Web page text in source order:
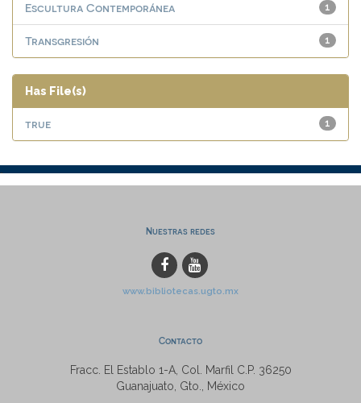
1
Escultura Contemporánea
1
Transgresión
Has File(s)
1
true
Nuestras redes
www.bibliotecas.ugto.mx
Contacto
Fracc. El Establo 1-A, Col. Marfil C.P. 36250
Guanajuato, Gto., México